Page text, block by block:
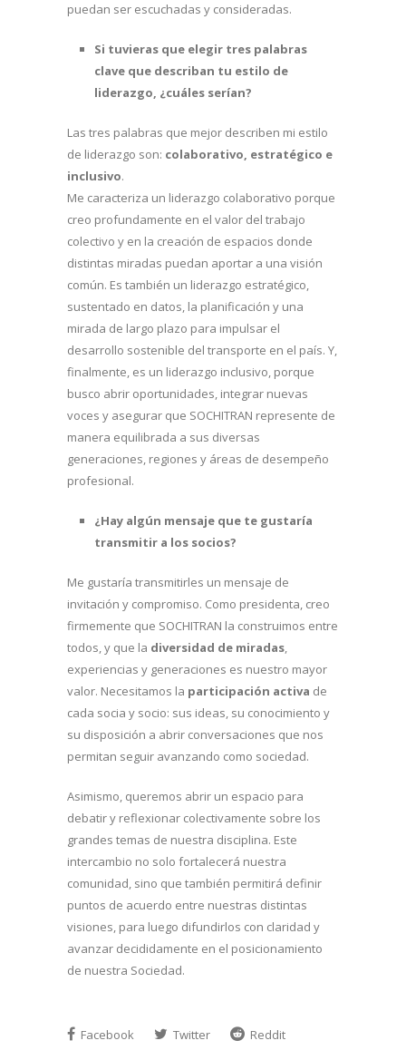
puedan ser escuchadas y consideradas.
Si tuvieras que elegir tres palabras
clave que describan tu estilo de
liderazgo, ¿cuáles serían?
Las tres palabras que mejor describen mi estilo
de liderazgo son: colaborativo, estratégico e
inclusivo.
Me caracteriza un liderazgo colaborativo porque
creo profundamente en el valor del trabajo
colectivo y en la creación de espacios donde
distintas miradas puedan aportar a una visión
común. Es también un liderazgo estratégico,
sustentado en datos, la planificación y una
mirada de largo plazo para impulsar el
desarrollo sostenible del transporte en el país. Y,
finalmente, es un liderazgo inclusivo, porque
busco abrir oportunidades, integrar nuevas
voces y asegurar que SOCHITRAN represente de
manera equilibrada a sus diversas
generaciones, regiones y áreas de desempeño
profesional.
¿Hay algún mensaje que te gustaría
transmitir a los socios?
Me gustaría transmitirles un mensaje de
invitación y compromiso. Como presidenta, creo
firmemente que SOCHITRAN la construimos entre
todos, y que la diversidad de miradas,
experiencias y generaciones es nuestro mayor
valor. Necesitamos la participación activa de
cada socia y socio: sus ideas, su conocimiento y
su disposición a abrir conversaciones que nos
permitan seguir avanzando como sociedad.
Asimismo, queremos abrir un espacio para
debatir y reflexionar colectivamente sobre los
grandes temas de nuestra disciplina. Este
intercambio no solo fortalecerá nuestra
comunidad, sino que también permitirá definir
puntos de acuerdo entre nuestras distintas
visiones, para luego difundirlos con claridad y
avanzar decididamente en el posicionamiento
de nuestra Sociedad.
Facebook Twitter
Reddit